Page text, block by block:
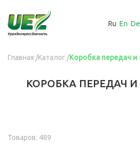
основному
содержанию
Ru En De
Вы
Главная /Каталог /Коробка передач и
КОРОБКА ПЕРЕДАЧ
Товаров: 489